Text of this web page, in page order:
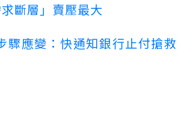
斷層」賣壓最大
驟應變：快通知銀行止付搶救